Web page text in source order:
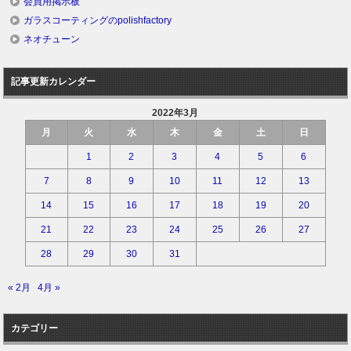
ガラスコーティングのpolishfactory
ネオチューン
記事更新カレンダー
2022年3月
月
火 水 木 金 土 日
1 2 3 4 5 6
7 8 9 10 11 12 13
14 15 16 17 18 19 20
21 22 23 24 25 26 27
28 29 30 31
« 2月 4月 »
カテゴリー